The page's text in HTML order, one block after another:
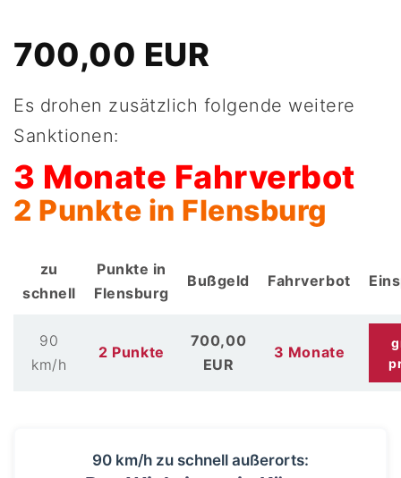
700,00 EUR
Es drohen zusätzlich folgende weitere
Sanktionen:
3 Monate Fahrverbot
2 Punkte in Flensburg
zu
schnell
Punkte in
Flensburg
Bußgeld Fahrverbot
90
km/h
2 Punkte
700,00
EUR
3 Monate
90 km/h zu schnell außerorts: